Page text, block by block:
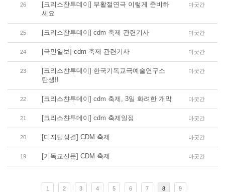
26
[크리스챤투데이] 부활절연극 이렇게 준비하
세요
마굿간
25 [크리스챤투데이] cdm 축제 관련기사 마굿간
24 [국민일보] cdm 축제 관련기사 마굿간
23
[크리스챤투데이] 한국기독교극예술연구소
탄생!!
마굿간
22 [크리스챤투데이] cdm 축제, 3일 화려한 개막 마굿간
21 [크리스챤투데이] cdm 축제일정 마굿간
20 [디지털성결] CDM 축제 마굿간
19 [기독교신문] CDM 축제 마굿간
1 2 3 4 5 6 7 8
9